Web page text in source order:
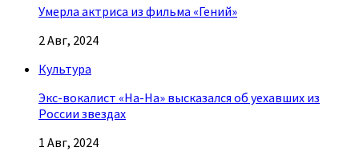
Умерла актриса из фильма «Гений»
2 Авг, 2024
Культура
Экс-вокалист «На-На» высказался об уехавших из
России звездах
1 Авг, 2024